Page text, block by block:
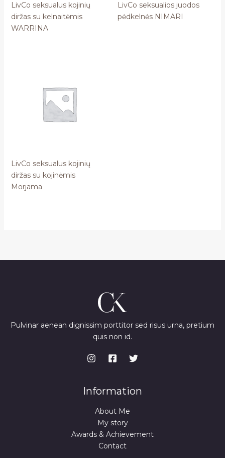
LivCo seksualus kojinių
diržas su kelnaitėmis
WARRINA
LivCo seksualios juodos
pėdkelnės NIMARI
LivCo seksualus kojinių
diržas su kojinėmis
Morjama
Pulvinar aenean dignissim porttitor sed risus urna, pretium
quis non id.
Information
About Me
My story
Awards & Achievement
Contact